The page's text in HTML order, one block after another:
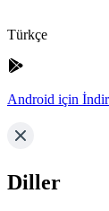
Türkçe
Android için İndir
Diller